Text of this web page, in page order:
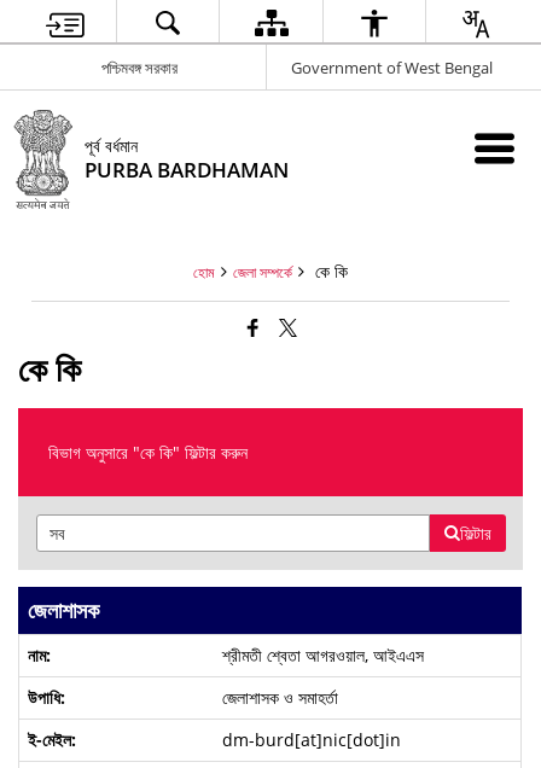
পশ্চিমবঙ্গ সরকার Government of West Bengal
পূর্ব বর্ধমান
PURBA BARDHAMAN
হোম জেলা সম্পর্কে কে কি
কে কি
বিভাগ অনুসারে "কে কি" ফিল্টার করুন
ফিল্টার
জেলাশাসক
শ্রীমতী শ্বেতা আগরওয়াল, আইএএস
জেলাশাসক ও সমাহর্তা
dm-burd[at]nic[dot]in